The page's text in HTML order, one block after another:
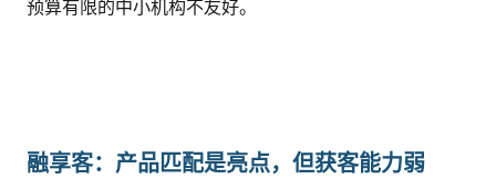
预算有限的中小机构不友好。
融享客：产品匹配是亮点，但获客能力弱